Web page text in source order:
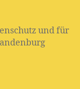
und für